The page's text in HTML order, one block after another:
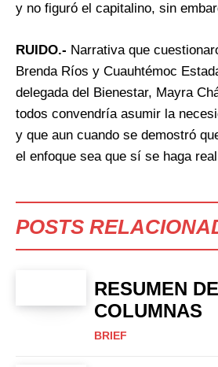
y no figuró el capitalino, sin
RUIDO.- Narrativa que
Brenda Ríos y Cuauhtémoc
delegada del Bienestar, Mayra
todos convendría asumir la
y que aun cuando se demostró
el enfoque sea que sí se haga
POSTS
RESUMEN DE
COLUMNAS
BRIEF